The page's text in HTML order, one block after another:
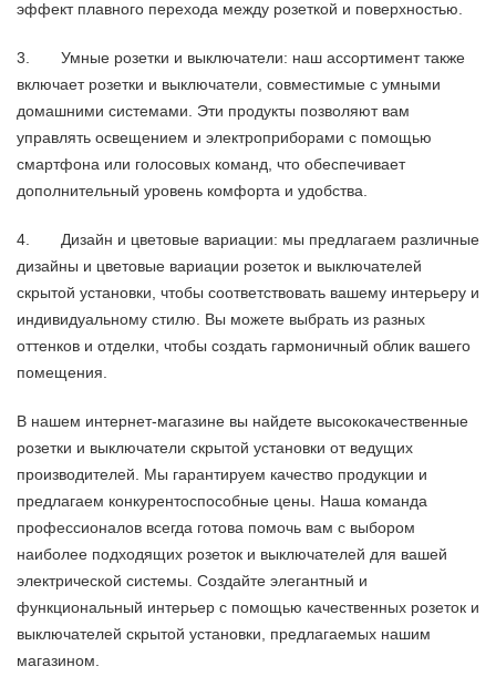
эффект плавного перехода между розеткой и поверхностью.
3. Умные розетки и выключатели: наш ассортимент также
включает розетки и выключатели, совместимые с умными
домашними системами. Эти продукты позволяют вам
управлять освещением и электроприборами с помощью
смартфона или голосовых команд, что обеспечивает
дополнительный уровень комфорта и удобства.
4. Дизайн и цветовые вариации: мы предлагаем различные
дизайны и цветовые вариации розеток и выключателей
скрытой установки, чтобы соответствовать вашему интерьеру и
индивидуальному стилю. Вы можете выбрать из разных
оттенков и отделки, чтобы создать гармоничный облик вашего
помещения.
В нашем интернет-магазине вы найдете высококачественные
розетки и выключатели скрытой установки от ведущих
производителей. Мы гарантируем качество продукции и
предлагаем конкурентоспособные цены. Наша команда
профессионалов всегда готова помочь вам с выбором
наиболее подходящих розеток и выключателей для вашей
электрической системы. Создайте элегантный и
функциональный интерьер с помощью качественных розеток и
выключателей скрытой установки, предлагаемых нашим
магазином.